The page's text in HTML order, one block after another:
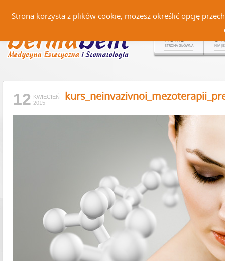
HOME
STRONA GŁÓWNA
O
KIM
12 KWIECIEŃ
2015
Strona korzysta z plików cookie, możesz określić opcję